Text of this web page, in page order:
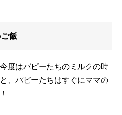
飯
度はパピーたちのミルクの時
、パピーたちはすぐにママの